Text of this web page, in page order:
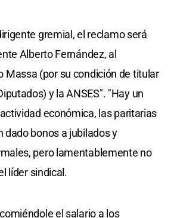
gremial, el reclamo será
Alberto Fernández, al
Massa (por su condición de titular
y la ANSES". "Hay un
económica, las paritarias
dado bonos a jubilados y
pero lamentablemente no
líder sindical.
el salario a los